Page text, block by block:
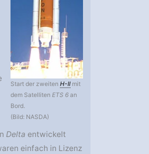
Start der zweitenH-II mit
dem SatellitenETS 6 an
Bord.
(Bild: NASDA)
Delta entwickelt
einfach in Lizenz